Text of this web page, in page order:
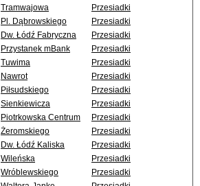
Tramwajowa
Przesiadki
Pl. Dąbrowskiego
Przesiadki
Dw. Łódź Fabryczna
Przesiadki
Przystanek mBank
Przesiadki
Tuwima
Przesiadki
Nawrot
Przesiadki
Piłsudskiego
Przesiadki
Sienkiewicza
Przesiadki
Piotrkowska Centrum
Przesiadki
Żeromskiego
Przesiadki
Dw. Łódź Kaliska
Przesiadki
Wileńska
Przesiadki
Wróblewskiego
Przesiadki